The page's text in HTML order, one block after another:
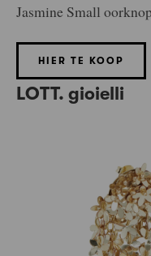
Jasmine Small
HIER TE KOOP
LOTT. gioielli